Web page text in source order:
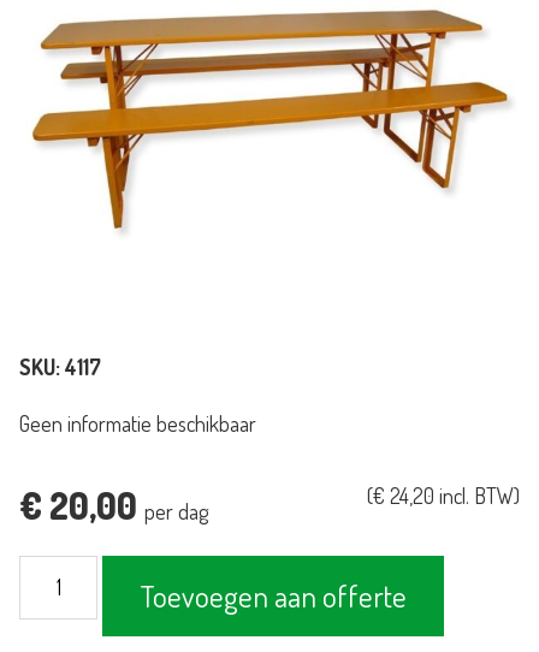
SKU:4117
Geen informatie beschikbaar
€ 20,00 per dag
(€ 24,20 incl. BTW)
oranje
Toevoegen aan offerte